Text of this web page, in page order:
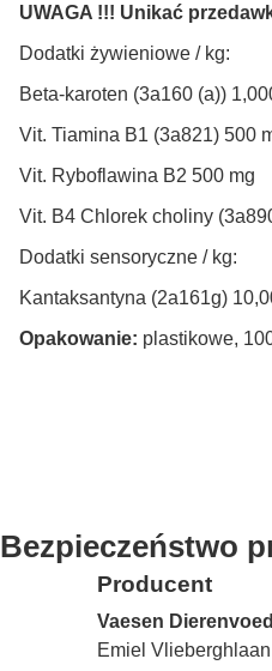
UWAGA !!! Unikać
Dodatki żywieniowe / kg:
Beta-karoten (3a160 (a))
Vit. Tiamina B1 (3a821) 500
Vit. Ryboflawina B2 500 mg
Vit. B4 Chlorek choliny
Dodatki sensoryczne / kg:
Kantaksantyna (2a161g)
Opakowanie: plastikowe,
Bezpieczeństwo
Producent
Vaesen
Emiel